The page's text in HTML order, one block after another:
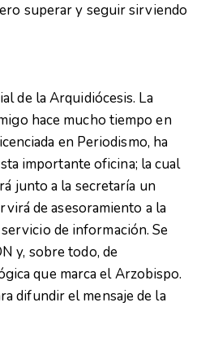
superar y seguir sirviendo
de la Arquidiócesis. La
hace mucho tiempo en
en Periodismo, ha
importante oficina; la cual
junto a la secretaría un
de asesoramiento a la
de información. Se
y, sobre todo, de
que marca el Arzobispo.
difundir el mensaje de la